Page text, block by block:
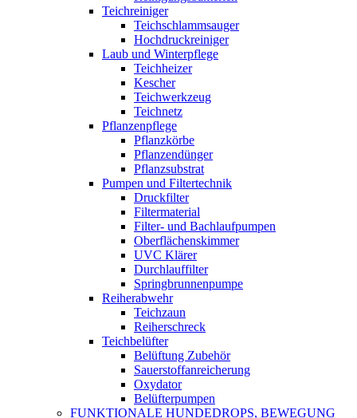
Teichreiniger
Teichschlammsauger
Hochdruckreiniger
Laub und Winterpflege
Teichheizer
Kescher
Teichwerkzeug
Teichnetz
Pflanzenpflege
Pflanzkörbe
Pflanzendünger
Pflanzsubstrat
Pumpen und Filtertechnik
Druckfilter
Filtermaterial
Filter- und Bachlaufpumpen
Oberflächenskimmer
UVC Klärer
Durchlauffilter
Springbrunnenpumpe
Reiherabwehr
Teichzaun
Reiherschreck
Teichbelüfter
Belüftung Zubehör
Sauerstoffanreicherung
Oxydator
Belüfterpumpen
FUNKTIONALE HUNDEDROPS, BEWEGUNG